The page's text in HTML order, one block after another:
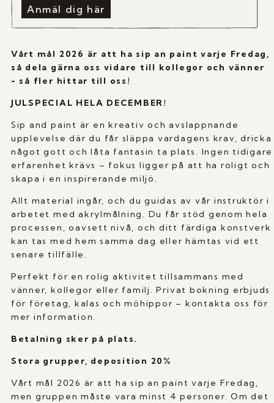
Anmäl dig här
Vårt mål 2026 är att ha sip an paint varje Fredag,
så dela gärna oss vidare till kollegor och vänner
- så fler hittar till oss!
JULSPECIAL HELA DECEMBER!
Sip and paint är en kreativ och avslappnande
upplevelse där du får släppa vardagens krav, dricka
något gott och låta fantasin ta plats. Ingen tidigare
erfarenhet krävs – fokus ligger på att ha roligt och
skapa i en inspirerande miljö.
Allt material ingår, och du guidas av vår instruktör i
arbetet med akrylmålning. Du får stöd genom hela
processen, oavsett nivå, och ditt färdiga konstverk
kan tas med hem samma dag eller hämtas vid ett
senare tillfälle.
Perfekt för en rolig aktivitet tillsammans med
vänner, kollegor eller familj. Privat bokning erbjuds
för företag, kalas och möhippor – kontakta oss för
mer information.
Betalning sker på plats.
Stora grupper, deposition 20%
Vårt mål 2026 är att ha sip an paint varje Fredag,
men gruppen måste vara minst 4 personer. Om det